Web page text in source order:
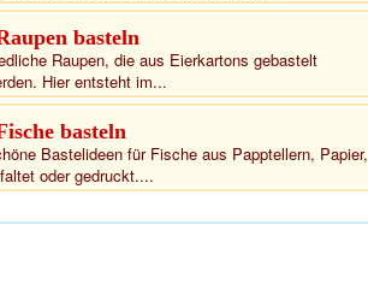
basteln
Raupen, die aus Eierkartons gebastelt
Hier entsteht im...
basteln
Bastelideen für Fische aus Papptellern, Papier,
oder gedruckt....